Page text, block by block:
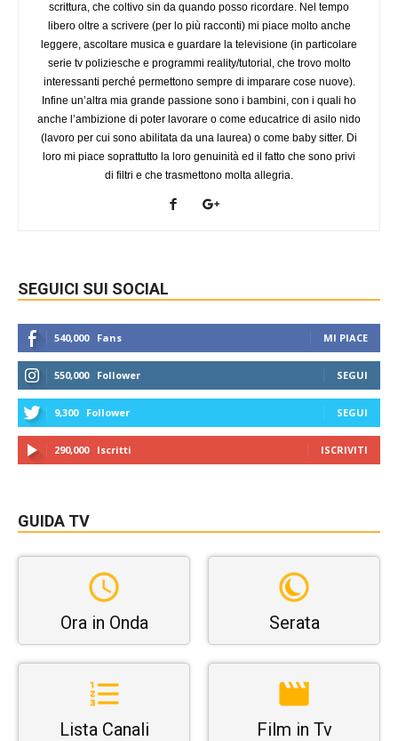
scrittura, che coltivo sin da quando posso ricordare. Nel tempo
libero oltre a scrivere (per lo più racconti) mi piace molto anche
leggere, ascoltare musica e guardare la televisione (in particolare
serie tv poliziesche e programmi reality/tutorial, che trovo molto
interessanti perché permettono sempre di imparare cose nuove).
Infine un’altra mia grande passione sono i bambini, con i quali ho
anche l’ambizione di poter lavorare o come educatrice di asilo nido
(lavoro per cui sono abilitata da una laurea) o come baby sitter. Di
loro mi piace soprattutto la loro genuinità ed il fatto che sono privi
di filtri e che trasmettono molta allegria.
SEGUICI SUI SOCIAL
540,000 Fans MI PIACE
550,000 Follower SEGUI
9,300 Follower SEGUI
290,000 Iscritti ISCRIVITI
GUIDA TV
Ora in Onda Serata
Lista Canali Film in Tv